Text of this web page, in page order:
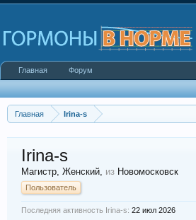
Главная Irina-s
Irina-s
Магистр, Женский, из Новомосковск
Пользователь
Последняя активность Irina-s: 22 июл 2026
Главная Форум